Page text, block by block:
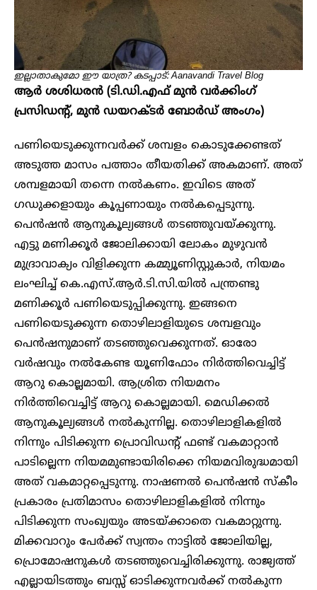
ഇല്ലാതാകുമോ ഈ യാത്ര? കടപ്പാട്: Aanavandi Travel Blog
ആ‍ർ ശശിധരൻ (ടി.ഡി.എഫ് മുൻ വർക്കിംഗ്
പ്രസിഡന്റ്, മുൻ ഡയറക്ടർ ബോർഡ് അംഗം)
പണിയെടുക്കുന്നവർക്ക് ശമ്പളം കൊടുക്കേണ്ടത്
അടുത്ത മാസം പത്താം തീയതിക്ക് അകമാണ്. അത്
ശമ്പളമായി തന്നെ നൽകണം. ഇവിടെ അത്
ഗഡുക്കളായും കൂപ്പണായും നൽകപ്പെടുന്നു.
പെൻഷൻ ആനുകൂല്യങ്ങൾ തടഞ്ഞുവയ്ക്കുന്നു.
എട്ടു മണിക്കൂ‍ർ ജോലിക്കായി ലോകം മുഴുവൻ
മുദ്രാവാക്യം വിളിക്കുന്ന കമ്മ്യൂണിസ്റ്റുകാർ, നിയമം
ലംഘിച്ച് കെ.എസ്.ആ‍ർ.ടി.സി.യിൽ പന്ത്രണ്ടു
മണിക്കൂ‍ർ പണിയെടുപ്പിക്കുന്നു. ഇങ്ങനെ
പണിയെടുക്കുന്ന തൊഴിലാളിയുടെ ശമ്പളവും
പെൻഷനുമാണ് തടഞ്ഞുവെക്കുന്നത്. ഓരോ
വ‍ർഷവും നൽകേണ്ട യൂണിഫോം നി‍ർത്തിവെച്ചിട്ട്
ആറു കൊല്ലമായി. ആശ്രിത നിയമനം
നി‍ർത്തിവെച്ചിട്ട് ആറു കൊല്ലമായി. മെഡിക്കൽ
ആനുകൂല്യങ്ങൾ നൽകുന്നില്ല. തൊഴിലാളികളിൽ
നിന്നും പിടിക്കുന്ന പ്രൊവിഡന്റ് ഫണ്ട് വകമാറ്റാൻ
പാടില്ലെന്ന നിയമമുണ്ടായിരിക്കെ നിയമവിരുദ്ധമായി
അത് വകമാറ്റപ്പെടുന്നു. നാഷണൽ പെൻഷൻ സ്കീം
പ്രകാരം പ്രതിമാസം തൊഴിലാളികളിൽ നിന്നും
പിടിക്കുന്ന സംഖ്യയും അടയ്ക്കാതെ വകമാറ്റുന്നു.
മിക്കവാറും പേ‍ർക്ക് സ്വന്തം നാട്ടിൽ ജോലിയില്ല,
പ്രൊമോഷനുകൾ തടഞ്ഞുവെച്ചിരിക്കുന്നു. രാജ്യത്ത്
എല്ലായിടത്തും ബസ്സ് ഓടിക്കുന്നവർക്ക് നൽകുന്ന